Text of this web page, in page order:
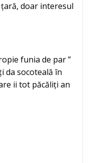
doar interesul
funia de par ”
da socoteală în
ii tot păcăliți an